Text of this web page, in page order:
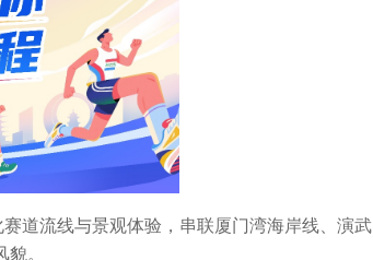
道流线与景观体验，串联厦门湾海岸线、演武
。